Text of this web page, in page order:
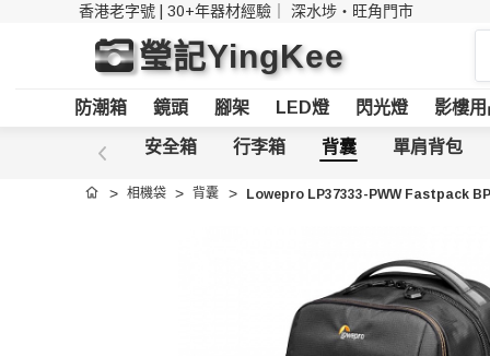
香港老字號 | 30+年器材經驗｜ 深水埗・旺角門市
瑩記YingKee
防潮箱 鏡頭 腳架 LED燈 閃光燈 影樓用
安全箱 行李箱 背囊 單肩背包
首頁 相機袋 背囊 Lowepro LP37333-PWW Fastpack